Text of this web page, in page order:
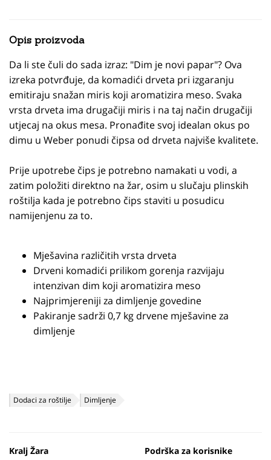
Opis proizvoda
Da li ste čuli do sada izraz: "Dim je novi papar"? Ova
izreka potvrđuje, da komadići drveta pri izgaranju
emitiraju snažan miris koji aromatizira meso. Svaka
vrsta drveta ima drugačiji miris i na taj način drugačiji
utjecaj na okus mesa. Pronađite svoj idealan okus po
dimu u Weber ponudi čipsa od drveta najviše kvalitete.
Prije upotrebe čips je potrebno namakati u vodi, a
zatim položiti direktno na žar, osim u slučaju plinskih
roštilja kada je potrebno čips staviti u posudicu
namijenjenu za to.
Mješavina različitih vrsta drveta
Drveni komadići prilikom gorenja razvijaju
intenzivan dim koji aromatizira meso
Najprimjereniji za dimljenje govedine
Pakiranje sadrži 0,7 kg drvene mješavine za
dimljenje
Dodaci za roštilje Dimljenje
Kralj Žara Podrška za korisnike